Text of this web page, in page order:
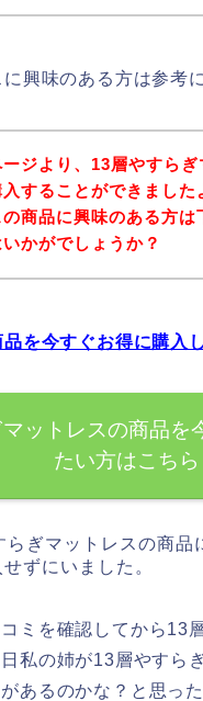
興味のある方は参考
ジより、13層やすら
することができまし
商品に興味のある方
かがでしょうか？
を今すぐお得に購入
ットレスの商品を
たい方はこちら
ぎマットレスの商
ずにいました。
ミを確認してから13
私の姉が13層やすら
あるのかな？と思った